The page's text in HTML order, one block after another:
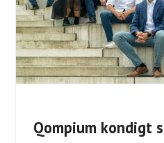
Qompium kondigt